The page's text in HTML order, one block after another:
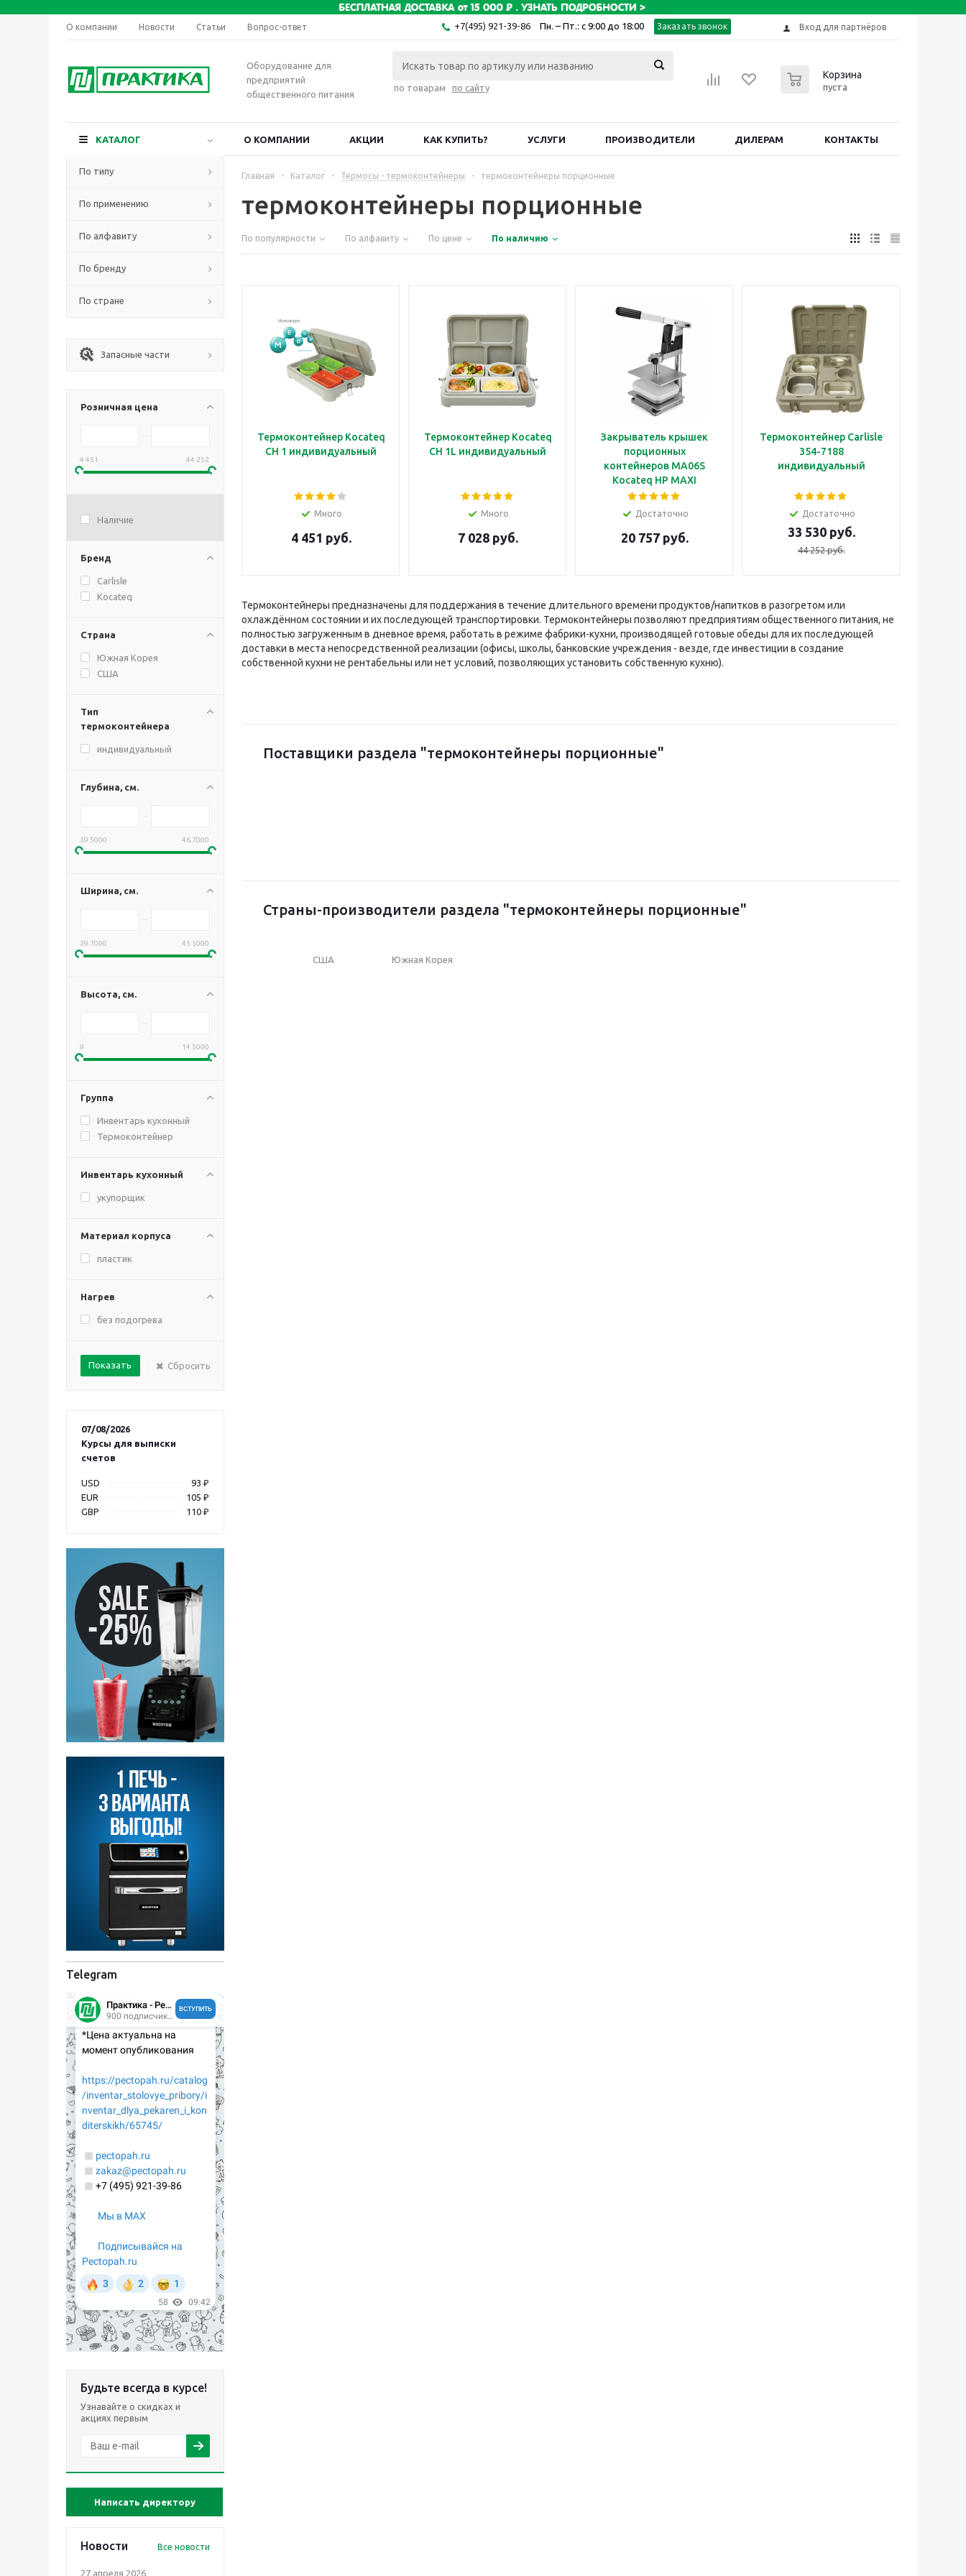
О компании Новости Статьи Вопрос-ответ +7(495) 921-39-86 Пн. – Пт.: с 9:00 до 18:00 Заказать звонок Вход для партнёров
Оборудование для
предприятий
общественного питания
по товарам по сайту
Корзина
пуста
КАТАЛОГ О КОМПАНИИ АКЦИИ КАК КУПИТЬ? УСЛУГИ ПРОИЗВОДИТЕЛИ ДИЛЕРАМ КОНТАКТЫ
По типу
По применению
По алфавиту
По бренду
По стране
Запасные части
Розничная цена
4 451 44 252
Наличие
Бренд
Carlisle
Kocateq
Страна
Южная Корея
США
Тип
термоконтейнера
индивидуальный
Глубина, см.
39.5000 46.7000
Ширина, см.
29.7000 45.5000
Высота, см.
9 14.5000
Группа
Инвентарь кухонный
Термоконтейнер
Инвентарь кухонный
укупорщик
Материал корпуса
пластик
Нагрев
без подогрева
Сбросить
07/08/2026
Курсы для выписки
счетов
USD
93 ₽
EUR
105 ₽
GBP
110 ₽
Telegram
Будьте всегда в курсе!
Узнавайте о скидках и
акциях первым
Написать директору
Новости Все новости
27 апреля 2026
Главная - Каталог - Термосы - термоконтейнеры - термоконтейнеры порционные
термоконтейнеры порционные
По популярности По алфавиту По цене По наличию
Термоконтейнер Kocateq
CH 1 индивидуальный
Много
4 451 руб.
Термоконтейнер Kocateq
CH 1L индивидуальный
Много
7 028 руб.
Закрыватель крышек
порционных
контейнеров MA06S
Kocateq HP MAXI
Достаточно
20 757 руб.
Термоконтейнер Carlisle
354-7188
индивидуальный
Достаточно
33 530 руб.
44 252 руб.
Термоконтейнеры предназначены для поддержания в течение длительного времени продуктов/напитков в разогретом или
охлаждённом состоянии и их последующей транспортировки. Термоконтейнеры позволяют предприятиям общественного питания, не
полностью загруженным в дневное время, работать в режиме фабрики-кухни, производящей готовые обеды для их последующей
доставки в места непосредственной реализации (офисы, школы, банковские учреждения - везде, где инвестиции в создание
собственной кухни не рентабельны или нет условий, позволяющих установить собственную кухню).
Поставщики раздела "термоконтейнеры порционные"
Страны-производители раздела "термоконтейнеры порционные"
США Южная Корея